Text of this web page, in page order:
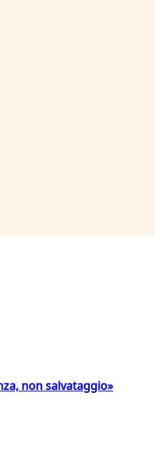
non salvataggio»